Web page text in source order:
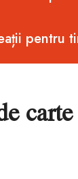
pentru